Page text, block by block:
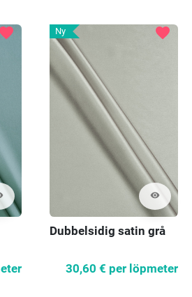
favorite Ny
visibility
favorite
Dubbelsidig satin grå
30,60 € per löpmeter